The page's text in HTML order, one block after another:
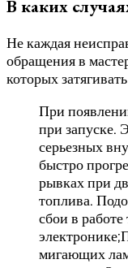
В каких
Не каждая
обращения в
которых
При
при запуске.
серьезных
быстро
рывках при
топлива.
сбои в
мигающих